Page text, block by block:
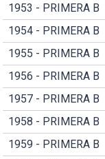
1953 - PRIMERA B
1954 - PRIMERA B
1955 - PRIMERA B
1956 - PRIMERA B
1957 - PRIMERA B
1958 - PRIMERA B
1959 - PRIMERA B